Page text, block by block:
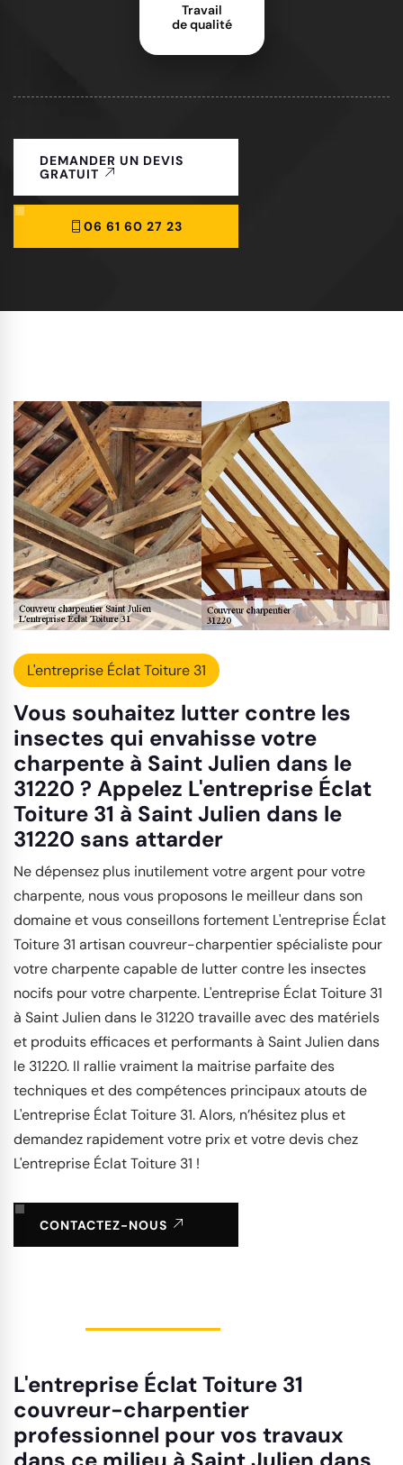
Travail
de qualité
DEMANDER UN DEVIS
GRATUIT
06 61 60 27 23
L'entreprise Éclat Toiture 31
Vous souhaitez lutter contre les
insectes qui envahisse votre
charpente à Saint Julien dans le
31220 ? Appelez L'entreprise Éclat
Toiture 31 à Saint Julien dans le
31220 sans attarder
Ne dépensez plus inutilement votre argent pour votre
charpente, nous vous proposons le meilleur dans son
domaine et vous conseillons fortement L'entreprise Éclat
Toiture 31 artisan couvreur-charpentier spécialiste pour
votre charpente capable de lutter contre les insectes
nocifs pour votre charpente. L'entreprise Éclat Toiture 31
à Saint Julien dans le 31220 travaille avec des matériels
et produits efficaces et performants à Saint Julien dans
le 31220. Il rallie vraiment la maitrise parfaite des
techniques et des compétences principaux atouts de
L'entreprise Éclat Toiture 31. Alors, n’hésitez plus et
demandez rapidement votre prix et votre devis chez
L'entreprise Éclat Toiture 31 !
CONTACTEZ-NOUS
L'entreprise Éclat Toiture 31
couvreur-charpentier
professionnel pour vos travaux